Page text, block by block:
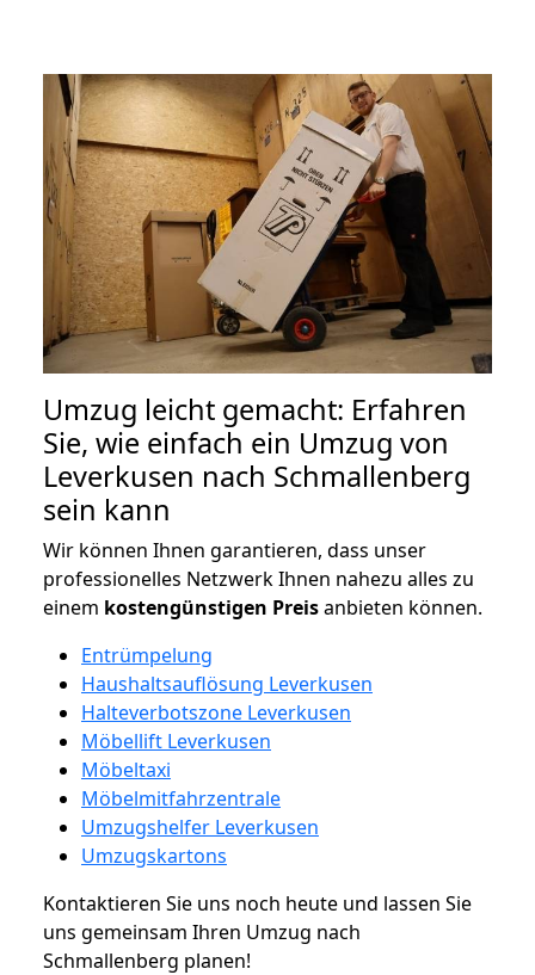
Umzug leicht gemacht: Erfahren
Sie, wie einfach ein Umzug von
Leverkusen nach Schmallenberg
sein kann
Wir können Ihnen garantieren, dass unser
professionelles Netzwerk Ihnen nahezu alles zu
einem kostengünstigen Preisanbieten können.
Entrümpelung
Haushaltsauflösung Leverkusen
Halteverbotszone Leverkusen
Möbellift Leverkusen
Möbeltaxi
Möbelmitfahrzentrale
Umzugshelfer Leverkusen
Umzugskartons
Kontaktieren Sie uns noch heute und lassen Sie
uns gemeinsam Ihren Umzug nach
Schmallenberg planen!